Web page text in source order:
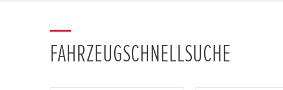
FAHRZEUGSCHNELLSUCHE